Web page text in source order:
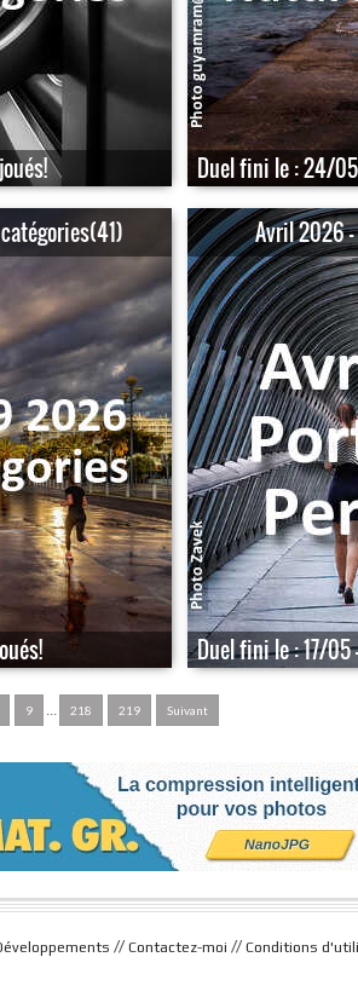
Duel fini le : 24/
Avril 2026
Duel fini le : 17/05
9 ... 218 219 Suivant
// Contactez-moi // Conditions